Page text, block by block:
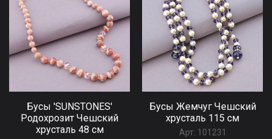
Бусы 'SUNSTONES'
Родохрозит Чешский
хрусталь 48 см
Бусы Жемчуг Чешский
хрусталь 115 см
Арт: 101231